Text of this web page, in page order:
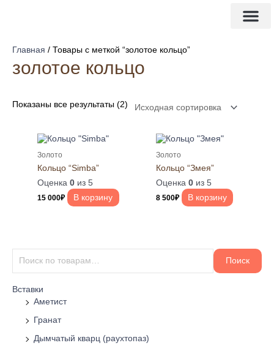
Главная / Товары с меткой “золотое кольцо”
золотое кольцо
Показаны все результаты (2)
Золото
Кольцо “Simba”
Оценка0 из 5
15 000₽ В корзину
Золото
Кольцо “Змея”
Оценка 0из 5
8 500₽ В корзину
т
:
Поиск
Вставки
Аметист
Гранат
Дымчатый кварц (раухтопаз)